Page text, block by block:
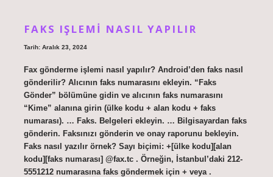
FAKS IŞLEMI NASIL YAPILIR
Tarih: Aralık 23, 2024
Fax gönderme işlemi nasıl yapılır? Android’den faks nasıl
gönderilir? Alıcının faks numarasını ekleyin. “Faks
Gönder” bölümüne gidin ve alıcının faks numarasını
“Kime” alanına girin (ülke kodu + alan kodu + faks
numarası). … Faks. Belgeleri ekleyin. … Bilgisayardan faks
gönderin. Faksınızı gönderin ve onay raporunu bekleyin.
Faks nasıl yazılır örnek? Sayı biçimi: +[ülke kodu][alan
kodu][faks numarası] @fax.tc . Örneğin, İstanbul’daki 212-
5551212 numarasına faks göndermek için + veya .